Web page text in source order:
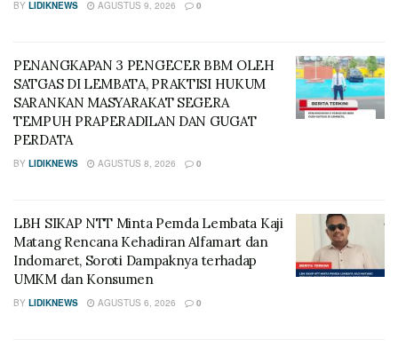
BY LIDIKNEWS AGUSTUS 9, 2026 0
PENANGKAPAN 3 PENGECER BBM OLEH
SATGAS DI LEMBATA, PRAKTISI HUKUM
SARANKAN MASYARAKAT SEGERA
TEMPUH PRAPERADILAN DAN GUGAT
PERDATA
BY LIDIKNEWS AGUSTUS 8, 2026 0
LBH SIKAP NTT Minta Pemda Lembata Kaji
Matang Rencana Kehadiran Alfamart dan
Indomaret, Soroti Dampaknya terhadap
UMKM dan Konsumen
BY LIDIKNEWS AGUSTUS 6, 2026 0